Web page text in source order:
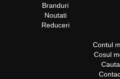
Branduri
Noutati
Reduceri
Contul
Cosul
Cauta